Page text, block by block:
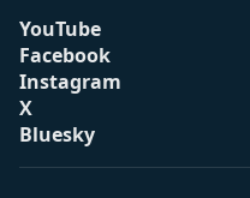
YouTube
Facebook
Instagram
X
Bluesky